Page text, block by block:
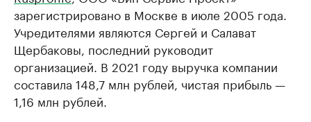
зарегистрировано в Москве в июле 2005 года.
Учредителями являются Сергей и Салават
Щербаковы, последний руководит
организацией. В 2021 году выручка компании
составила 148,7 млн рублей, чистая прибыль —
1,16 млн рублей.